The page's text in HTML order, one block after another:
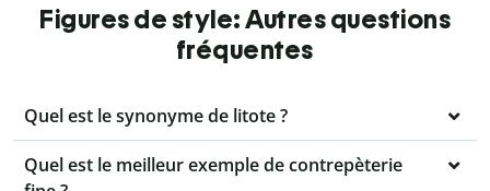
Figures de style: Autres questions
fréquentes
Quel est le synonyme de litote ?
Quel est le meilleur exemple de contrepèterie